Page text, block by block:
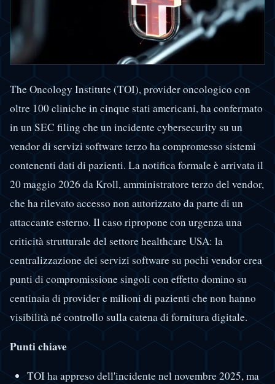
The Oncology Institute (TOI), provider oncologico con
oltre 100 cliniche in cinque stati americani, ha confermato
in un SEC filing che un incidente cybersecurity su un
vendor di servizi software terzo ha compromesso sistemi
contenenti dati di pazienti. La notifica formale è arrivata il
20 maggio 2026 da Kroll, amministratore terzo del vendor,
che ha rilevato accesso non autorizzato da parte di un
attaccante esterno. Il caso ripropone con urgenza una
criticità strutturale del settore healthcare USA: la
centralizzazione dei servizi software su pochi vendor crea
punti di compromissione singoli con effetto domino su
centinaia di provider e milioni di pazienti che non hanno
visibilità né controllo sulla catena di fornitura digitale.
Punti chiave
TOI ha appreso dell'incidente nel novembre 2025, ma